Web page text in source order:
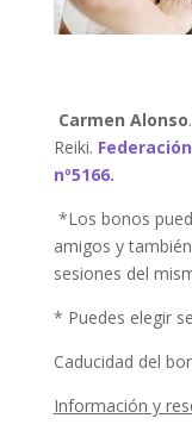
Carmen Alonso
Reiki.
nº5166.
*Los bonos
amigos y
sesiones del
* Puedes elegir
Caducidad del
Información y